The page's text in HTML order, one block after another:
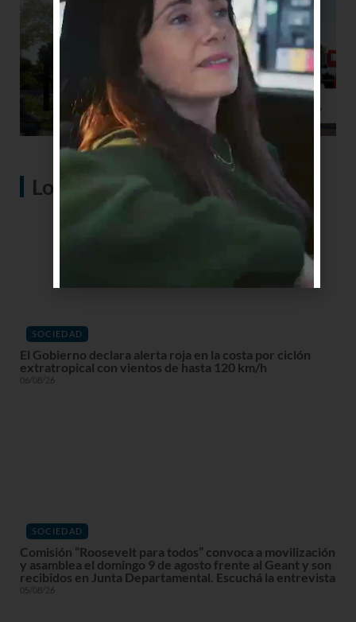
Lo más visto
SOCIEDAD
El Gobierno declara alerta roja en la costa por ciclón
extratropical con vientos de hasta 120 km/h
06/08/26
SOCIEDAD
Comisión “Roosevelt para todos” convoca a movilización
y asamblea el domingo 9 de agosto frente al Geant y son
recibidos en Junta Departamental. Escuchá la entrevista
05/08/26